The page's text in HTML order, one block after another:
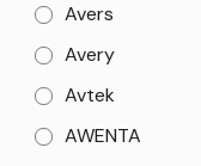
Avers
Avery
Avtek
AWENTA